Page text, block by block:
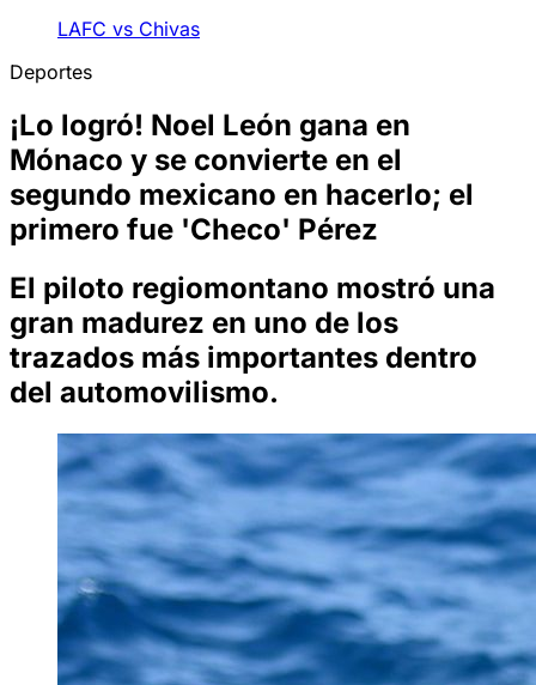
LAFC vs Chivas
Deportes
¡Lo logró! Noel León gana en
Mónaco y se convierte en el
segundo mexicano en hacerlo; el
primero fue 'Checo' Pérez
El piloto regiomontano mostró una
gran madurez en uno de los
trazados más importantes dentro
del automovilismo.